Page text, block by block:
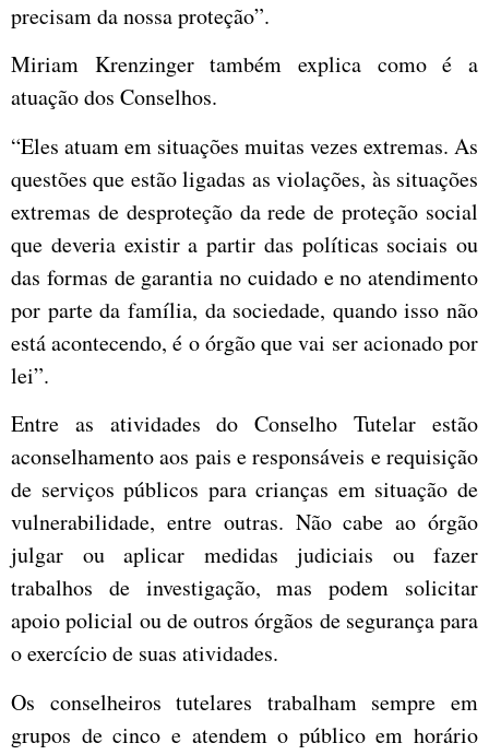
precisam da nossa proteção”.
Miriam Krenzinger também explica como é a
atuação dos Conselhos.
“Eles atuam em situações muitas vezes extremas. As
questões que estão ligadas as violações, às situações
extremas de desproteção da rede de proteção social
que deveria existir a partir das políticas sociais ou
das formas de garantia no cuidado e no atendimento
por parte da família, da sociedade, quando isso não
está acontecendo, é o órgão que vai ser acionado por
lei”.
Entre as atividades do Conselho Tutelar estão
aconselhamento aos pais e responsáveis e requisição
de serviços públicos para crianças em situação de
vulnerabilidade, entre outras. Não cabe ao órgão
julgar ou aplicar medidas judiciais ou fazer
trabalhos de investigação, mas podem solicitar
apoio policial ou de outros órgãos de segurança para
o exercício de suas atividades.
Os conselheiros tutelares trabalham sempre em
grupos de cinco e atendem o público em horário